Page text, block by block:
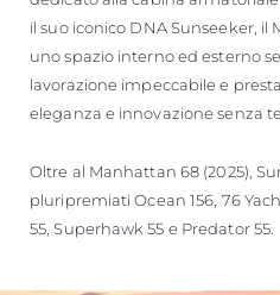
il suo iconico DNA Sunseeker, il
uno spazio interno ed esterno
lavorazione impeccabile e
eleganza e innovazione senza
Oltre al Manhattan 68 (2025),
pluripremiati Ocean 156, 76
55, Superhawk 55 e Predator 55.